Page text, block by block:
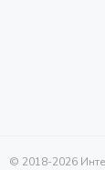
© 2018-2026